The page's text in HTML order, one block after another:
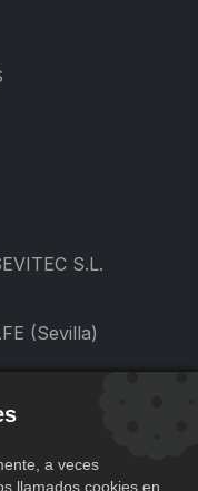
S.L.
(Sevilla)
a veces
llamados cookies en